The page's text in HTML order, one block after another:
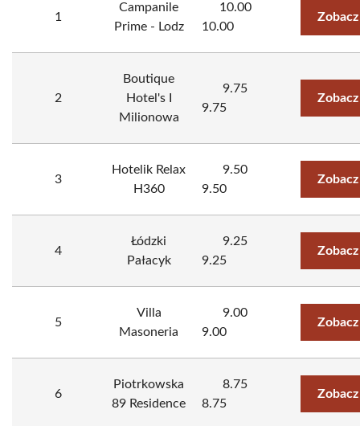
1
Campanile
Prime - Lodz
10.00
10.00
2
Boutique
Hotel's I
Milionowa
9.75
9.75
3
Hotelik Relax
H360
9.50
9.50
4
Łódzki
Pałacyk
9.25
9.25
5
Villa
Masoneria
9.00
9.00
6
Piotrkowska
89 Residence
8.75
8.75